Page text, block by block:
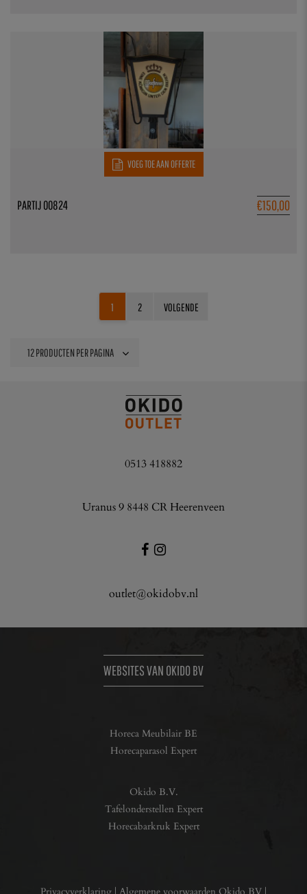
VOEG TOE AAN OFFERTE
€150,00
PARTIJ 00824
1 2 VOLGENDE
0513 418882
Uranus 9 8448 CR Heerenveen
outlet@okidobv.nl
WEBSITES VAN OKIDO BV
Horeca Meubilair BE
Horecaparasol Expert
Okido B.V.
Tafelonderstellen Expert
Horecabarkruk Expert
Privacyverklaring | Algemene voorwaarden Okido BV |